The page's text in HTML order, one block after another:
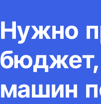
Нужно
бюджет,
машин